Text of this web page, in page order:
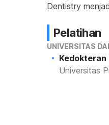
Dentistry
Pelatihan
UNIVERSITAS
Kedokteran
Universitas